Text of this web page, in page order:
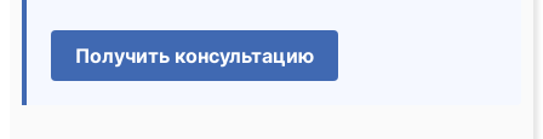
Получить консультацию